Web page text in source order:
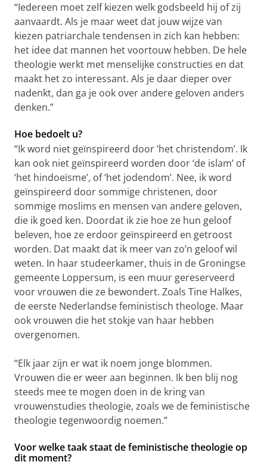
“Iedereen moet zelf kiezen welk godsbeeld hij of zij
aanvaardt. Als je maar weet dat jouw wijze van
kiezen patriarchale tendensen in zich kan hebben:
het idee dat mannen het voortouw hebben. De hele
theologie werkt met menselijke constructies en dat
maakt het zo interessant. Als je daar dieper over
nadenkt, dan ga je ook over andere geloven anders
denken.”
Hoe bedoelt u?
“Ik word niet geïnspireerd door ‘het christendom’. Ik
kan ook niet geïnspireerd worden door ‘de islam’ of
‘het hindoeïsme’, of ‘het jodendom’. Nee, ik word
geïnspireerd door sommige christenen, door
sommige moslims en mensen van andere geloven,
die ik goed ken. Doordat ik zie hoe ze hun geloof
beleven, hoe ze erdoor geïnspireerd en getroost
worden. Dat maakt dat ik meer van zo’n geloof wil
weten. In haar studeerkamer, thuis in de Groningse
gemeente Loppersum, is een muur gereserveerd
voor vrouwen die ze bewondert. Zoals Tine Halkes,
de eerste Nederlandse feministisch theologe. Maar
ook vrouwen die het stokje van haar hebben
overgenomen.
“Elk jaar zijn er wat ik noem jonge blommen.
Vrouwen die er weer aan beginnen. Ik ben blij nog
steeds mee te mogen doen in de kring van
vrouwenstudies theologie, zoals we de feministische
theologie tegenwoordig noemen.”
Voor welke taak staat de feministische theologie op
dit moment?